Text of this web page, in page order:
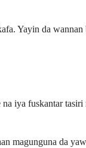
Yayin da
iya fuskantar
magunguna da